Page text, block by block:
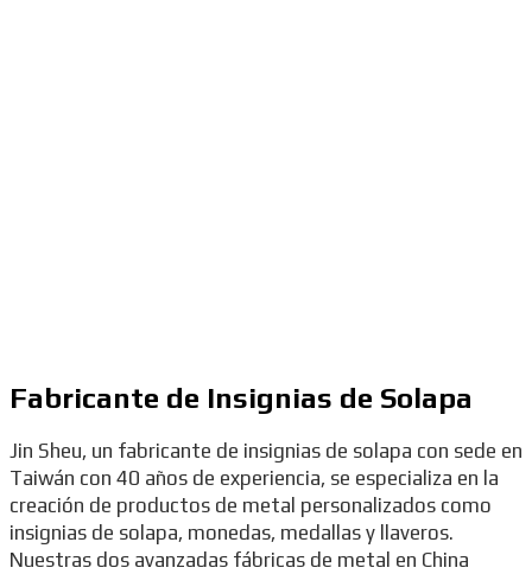
Fabricante de Insignias de Solapa
Jin Sheu, un fabricante de insignias de solapa con sede en
Taiwán con 40 años de experiencia, se especializa en la
creación de productos de metal personalizados como
insignias de solapa, monedas, medallas y llaveros.
Nuestras dos avanzadas fábricas de metal en China